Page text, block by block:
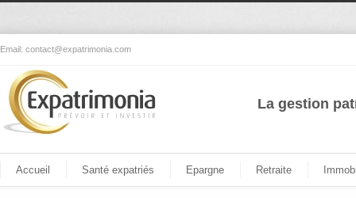
Email: contact@expatrimonia.com
La gestion
Accueil Santé expatriés Epargne Retraite